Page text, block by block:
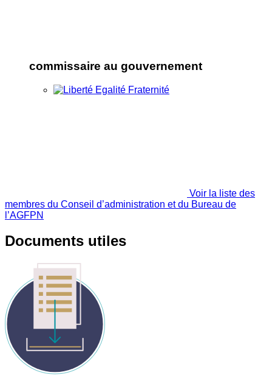
commissaire au gouvernement
Voir la liste des
membres du Conseil d’administration et du Bureau de
l’AGFPN
Documents utiles